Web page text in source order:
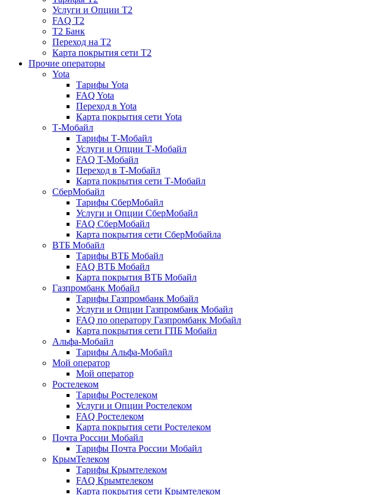
Услуги и Опции T2
FAQ T2
T2 Банк
Переход на T2
Карта покрытия сети T2
Прочие операторы
Yota
Тарифы Yota
FAQ Yota
Переход в Yota
Карта покрытия сети Yota
Т-Мобайл
Тарифы Т-Мобайл
Услуги и Опции Т-Мобайл
FAQ Т-Мобайл
Переход в Т-Мобайл
Карта покрытия сети Т-Мобайл
СберМобайл
Тарифы СберМобайл
Услуги и Опции СберМобайл
FAQ СберМобайл
Карта покрытия сети СберМобайлa
ВТБ Мобайл
Тарифы ВТБ Мобайл
FAQ ВТБ Мобайл
Карта покрытия ВТБ Мобайл
Газпромбанк Мобайл
Тарифы Газпромбанк Мобайл
Услуги и Опции Газпромбанк Мобайл
FAQ по оператору Газпромбанк Мобайл
Карта покрытия сети ГПБ Мобайл
Альфа-Мобайл
Тарифы Альфа-Мобайл
Мой оператор
Мой оператор
Ростелеком
Тарифы Ростелеком
Услуги и Опции Ростелеком
FAQ Ростелеком
Карта покрытия сети Ростелеком
Почта России Мобайл
Тарифы Почта России Мобайл
КрымТелеком
Тарифы Крымтелеком
FAQ Крымтелеком
Карта покрытия сети Крымтелеком